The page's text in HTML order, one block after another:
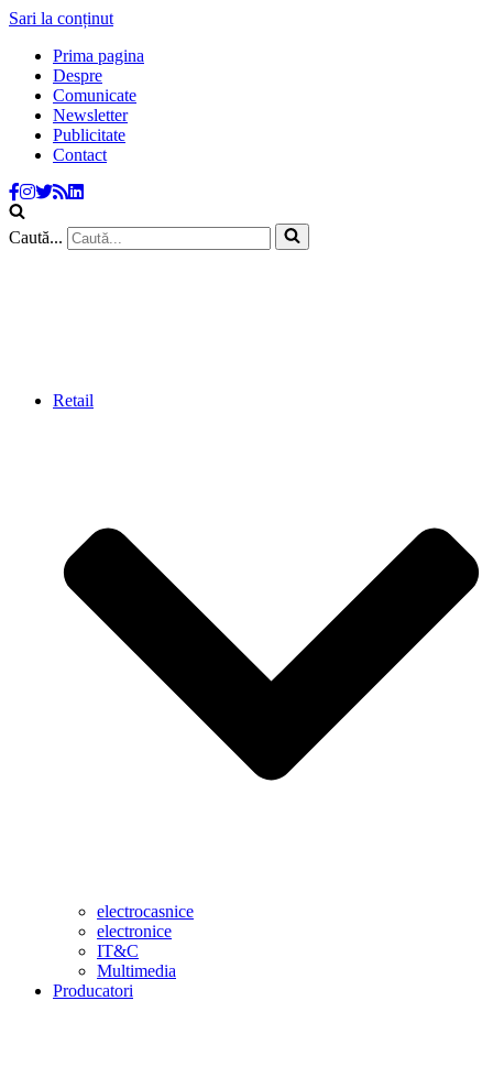
Sari la conținut
Prima pagina
Despre
Comunicate
Newsletter
Publicitate
Contact
Caută...
Retail
electrocasnice
electronice
IT&C
Multimedia
Producatori